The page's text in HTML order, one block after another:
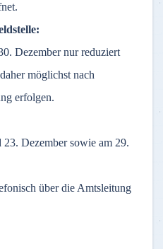
Dezember nur reduziert
möglichst nach
erfolgen.
23. Dezember sowie am 29.
über die Amtsleitung